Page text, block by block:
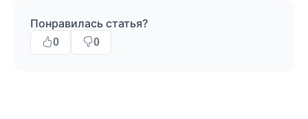
Понравилась статья?
0 0